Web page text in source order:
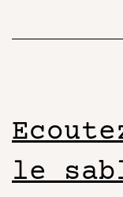
le